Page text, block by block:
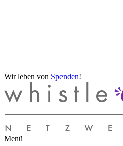
Wir leben von Spenden!
Menü